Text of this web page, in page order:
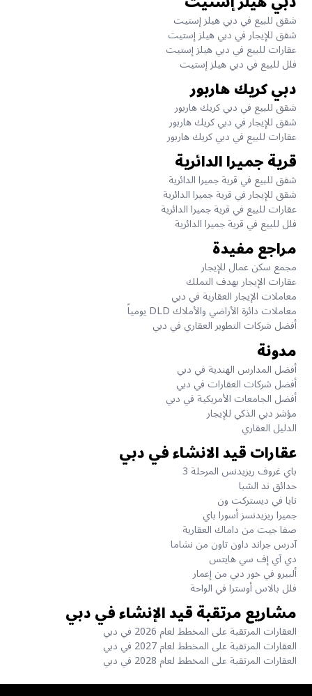
شقق للبيع في دبي هيلز إستيت
شقق للإيجار في دبي هيلز إستيت
عقارات للبيع في دبي هيلز إستيت
فلل للبيع في دبي هيلز إستيت
دبي كريك هاربور
شقق للبيع في دبي كريك هاربور
شقق للإيجار في دبي كريك هاربور
عقارات للبيع في دبي كريك هاربور
قرية جميرا الدائرية
شقق للبيع في قرية جميرا الدائرية
شقق للإيجار في قرية جميرا الدائرية
عقارات للبيع في قرية جميرا الدائرية
فلل للبيع في قرية جميرا الدائرية
مراجع مفيدة
مجمع سكن عمال للإيجار
عقارات الإيجار بهدف التملك
معاملات الإيجار العقارية في دبي
معاملات دائرة الأراضي والأملاك DLD يومياً
أفضل شركات التطوير العقاري في دبي
مدونة
أفضل المدارس الهندية في دبي
أفضل شركات العقارات في دبي
أفضل الجامعات الأمريكية في دبي
مؤشر دبي الذكي للإيجار
الدليل العقاري
عقارات قيد الانشاء في دبي
باي غروف ريزيدنس المرحلة 3
حدائق ند الشبا
نايا في ديستركت ون
جميرا ريزيدنسز أسورا باي
صفا جيت من داماك العقارية
آدرس جراند داون تاون من نشاما
دي آي إف سي هايتس
ألبيرو في خور دبي من إعمار
فلل بالاس أوسترا في الواحة
مشاريع مرتقبة قيد الإنشاء في دبي
العقارات المرتقبة على المخطط لعام 2026 في دبي
العقارات المرتقبة على المخطط لعام 2027 في دبي
العقارات المرتقبة على المخطط لعام 2028 في دبي